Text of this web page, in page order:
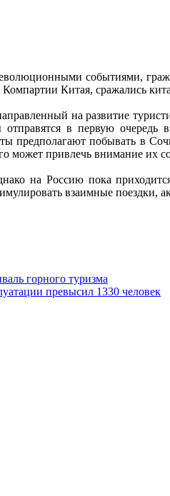
событиями,
Китая, сражались
на развитие
отправятся в первую
предполагают побывать в
может привлечь внимание их
на Россию пока
взаимные
горного туризма
превысил 1330 человек